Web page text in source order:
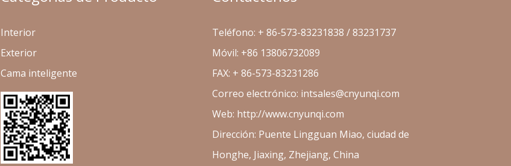
Interior
Exterior
Cama inteligente
Teléfono: + 86-573-83231838 / 83231737
Móvil: +86 13806732089
FAX: + 86-573-83231286
Correo electrónico: intsales@cnyunqi.com
Web: http://www.cnyunqi.com
Dirección: Puente Lingguan Miao, ciudad de
Honghe, Jiaxing, Zhejiang, China